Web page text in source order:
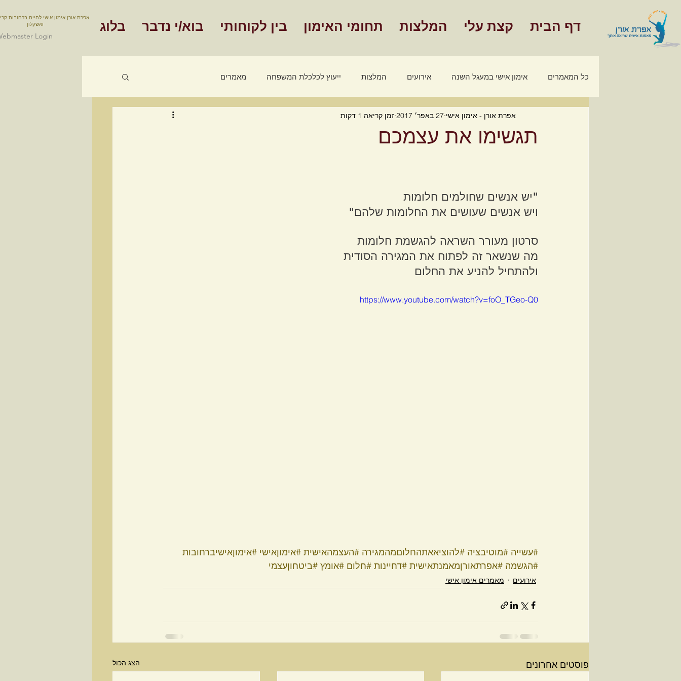
דף הבית קצת עלי המלצות תחומי האימון בין לקוחותי בוא/י נדבר בלוג
אפרת אורן אימון אישי לחיים ברחובות
ואשקלון
Login
כל המאמרים אימון אישי במעגל השנה אירועים המלצות ייעוץ לכלכלת המשפחה מאמרים
מאמרים - אימון כלכלי משפחתי מאמרים אימון אישי סרטונים - אימון אישי אימון תעסוקתי
תגשימו את עצמכם
אפרת אורן - אימון אישי 27 באפר׳ 2017 זמן קריאה 1 דקות
"יש אנשים שחולמים חלומות
ויש אנשים שעושים את החלומות שלהם"
סרטון מעורר השראה להגשמת חלומות
מה שנשאר זה לפתוח את המגירה הסודית
ולהתחיל להניע את החלום
https://www.youtube.com/watch?v=foO_TGeo-Q0
#עשייה #מוטיבציה #להוציאאתהחלוםמהמגירה #העצמהאישית #אימוןאישי #אימוןאישיברחובות
#הגשמה #אפרתאורןמאמנתאישית #דחיינות #חלום #אומץ #ביטחוןעצמי
אירועים מאמרים אימון אישי
פוסטים אחרונים הצג הכול